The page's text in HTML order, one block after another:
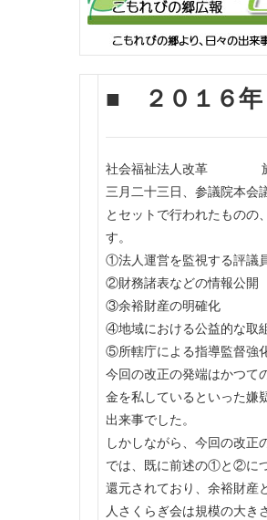
■ ２０１６
社会福祉法人改革
三月二十三日、参議院本会
とセットで行われたものの
す。
①法人運営を監視する評議
②財務諸表などの情報公開
③余裕財産の明確化
④地域における公益的な取
⑤所轄庁による指導監督強
今回の改正の発端はかつて
金を私しているといった嫌
出来事でした。
しかしながら、今回の改正
では、既に前述の①と②に
還元されており、余裕財
人さくらぎ会は規模の大き